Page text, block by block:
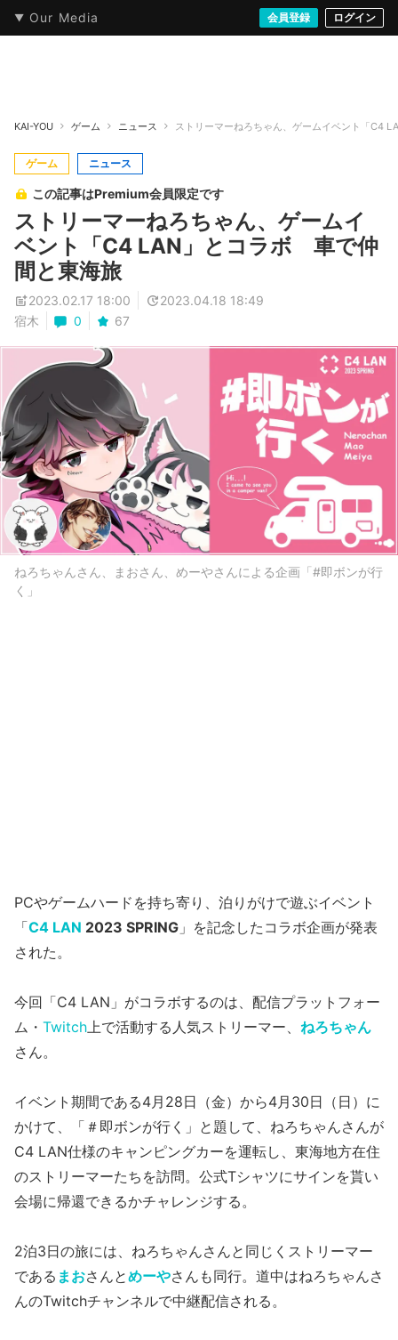
Our Media 会員登録 ログイン
本・文芸 情報化社会 音楽・映像 ゲームストリート
KAI-YOU ゲーム ニュース ストリーマーねろちゃん、ゲームイベント「C4
ゲーム ニュース
この記事はPremium会員限定です
ストリーマーねろちゃん、ゲームイ
ベント「C4 LAN」とコラボ 車で仲
間と東海旅
2023.02.17 18:00
2023.04.18 18:49
宿木
0 67
ねろちゃんさん、まおさん、めーやさんによる企画「#即ボンが行
く」
PCやゲームハードを持ち寄り、泊りがけで遊ぶイベント
「C4 LAN 2023 SPRING 」を記念したコラボ企画が発表
された。
今回「C4 LAN」がコラボするのは、配信プラットフォー
ム・ Twitch上で活動する人気ストリーマー、 ねろちゃん
さん。
イベント期間である4月28日（金）から4月30日（日）に
かけて、「＃即ボンが行く」と題して、ねろちゃんさんが
C4 LAN仕様のキャンピングカーを運転し、東海地方在住
のストリーマーたちを訪問。公式Tシャツにサインを貰い
会場に帰還できるかチャレンジする。
2泊3日の旅には、ねろちゃんさんと同じくストリーマー
である まおさんとめーやさんも同行。道中はねろちゃんさ
んのTwitchチャンネルで中継配信される。